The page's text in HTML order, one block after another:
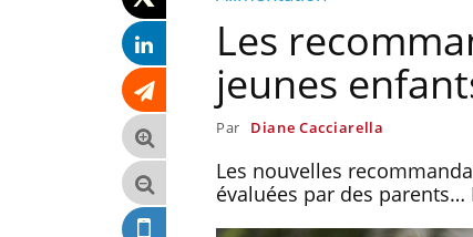
Les
jeunes
Par Diane Cacciarella
Les nouvelles
évaluées par des